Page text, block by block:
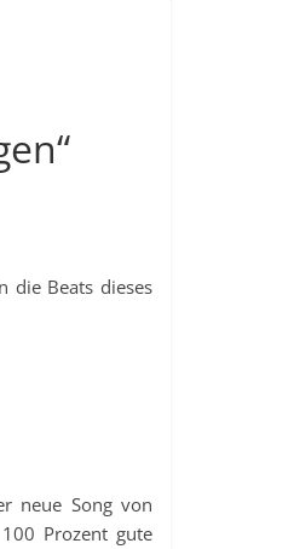
die Beats dieses
neue Song von
Prozent gute